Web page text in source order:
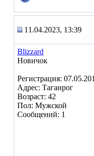
11.04.2023, 13:39
Blizzard
Новичок
Регистрация:
Адрес: Таганрог
Возраст: 42
Пол: Мужской
Сообщений: 1